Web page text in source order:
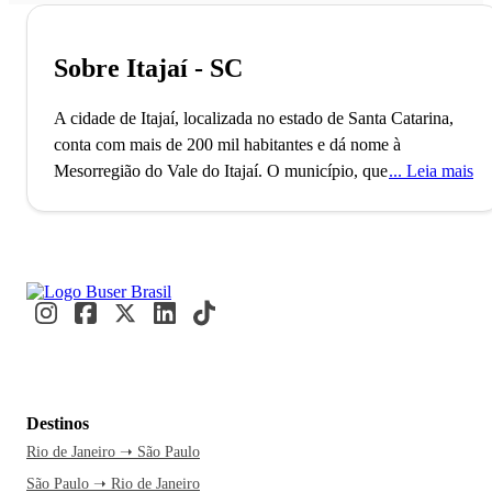
Sobre Itajaí - SC
A cidade de Itajaí, localizada no estado de Santa Catarina,
conta com mais de 200 mil habitantes e dá nome à
Mesorregião do Vale do Itajaí. O município, que é também o
economia da cidade é fortemente influenciada pelo setor de
pesca, portuário e industrial. O Porto de Itajaí é, inclusive,
Cercada por belas praias e uma natureza impressionante,
Itajaí é considerada um destino bastante popular entre os
turistas que buscam um lugar mais tranquilo para descansar
Leia mais
Destinos
Rio de Janeiro ➝ São Paulo
São Paulo ➝ Rio de Janeiro